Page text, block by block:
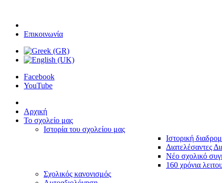
Επικοινωνία
Facebook
YouTube
Αρχική
Το σχολείο μας
Ιστορία του σχολείου μας
Ιστορική
Διατελέσαντες
Νέο σχολικό
160 χρόνια
Σχολικός κανονισμός